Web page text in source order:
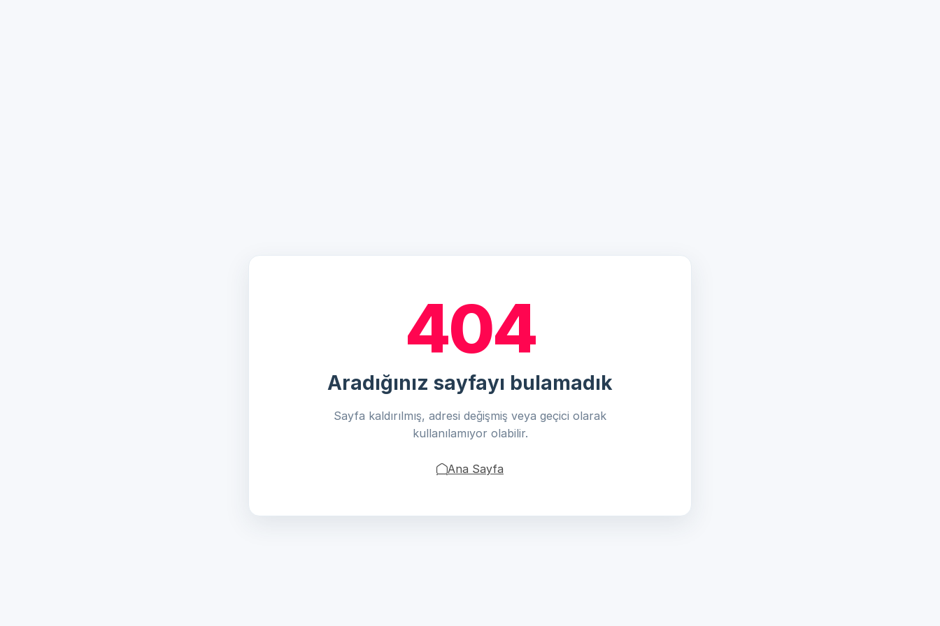
404
Aradığınız sayfayı bulamadık
Sayfa kaldırılmış, adresi değişmiş veya geçici olarak
kullanılamıyor olabilir.
Ana Sayfa